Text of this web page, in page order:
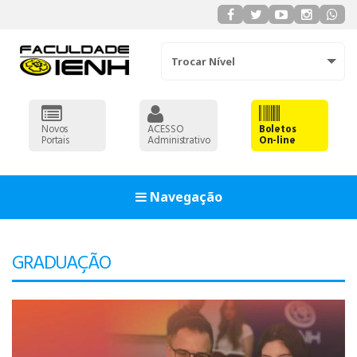
Trocar Nível
Novos
Portais
ACESSO
Administrativo
Boletos
On-line
Navegação
GRADUAÇÃO